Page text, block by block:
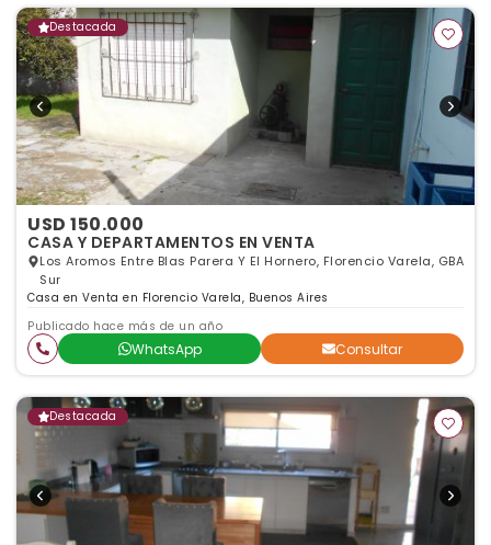
Destacada
USD 150.000
CASA Y DEPARTAMENTOS EN VENTA
Los Aromos Entre Blas Parera Y El Hornero, Florencio Varela, GBA
Sur
Casa en Venta en Florencio Varela, Buenos Aires
Publicado hace más de un año
WhatsApp Consultar
Destacada